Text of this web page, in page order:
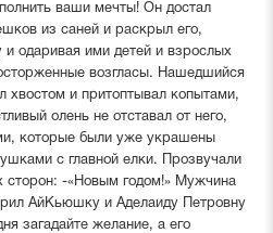
ваши мечты! Он достал
из саней и раскрыл его,
и одаривая ими детей и взрослых
возгласы. Нашедшийся
хвостом и притоптывал копытами,
олень не отставал от него,
которые были уже украшены
с главной елки. Прозвучали
сторон: -«Новым годом!» Мужчина
АйКьюшку и Аделаиду Петровну
загадайте желание, а его